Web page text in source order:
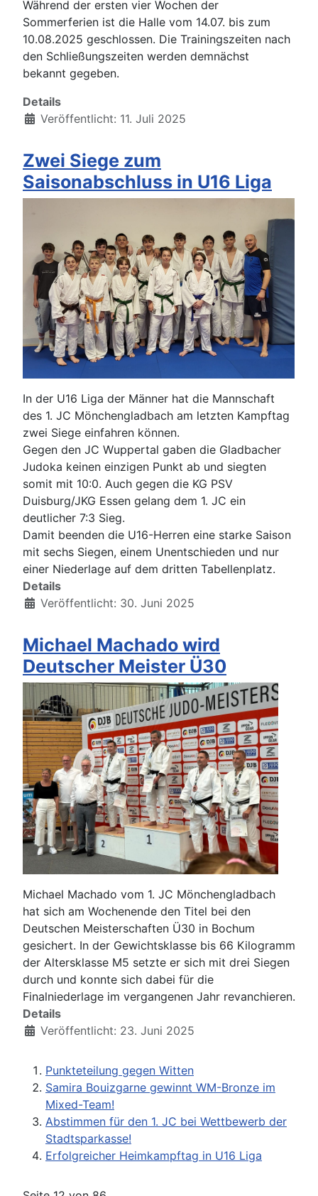
Während der ersten vier Wochen der
Sommerferien ist die Halle vom 14.07. bis zum
10.08.2025 geschlossen. Die Trainingszeiten nach
den Schließungszeiten werden demnächst
bekannt gegeben.
Details
Veröffentlicht: 11. Juli 2025
Zwei Siege zum
Saisonabschluss in U16 Liga
In der U16 Liga der Männer hat die Mannschaft
des 1. JC Mönchengladbach am letzten Kampftag
zwei Siege einfahren können.
Gegen den JC Wuppertal gaben die Gladbacher
Judoka keinen einzigen Punkt ab und siegten
somit mit 10:0. Auch gegen die KG PSV
Duisburg/JKG Essen gelang dem 1. JC ein
deutlicher 7:3 Sieg.
Damit beenden die U16-Herren eine starke Saison
mit sechs Siegen, einem Unentschieden und nur
einer Niederlage auf dem dritten Tabellenplatz.
Details
Veröffentlicht: 30. Juni 2025
Michael Machado wird
Deutscher Meister Ü30
Michael Machado vom 1. JC Mönchengladbach
hat sich am Wochenende den Titel bei den
Deutschen Meisterschaften Ü30 in Bochum
gesichert. In der Gewichtsklasse bis 66 Kilogramm
der Altersklasse M5 setzte er sich mit drei Siegen
durch und konnte sich dabei für die
Finalniederlage im vergangenen Jahr revanchieren.
Details
Veröffentlicht: 23. Juni 2025
Punkteteilung gegen Witten
Samira Bouizgarne gewinnt WM-Bronze im
Mixed-Team!
Abstimmen für den 1. JC bei Wettbewerb der
Stadtsparkasse!
Erfolgreicher Heimkampftag in U16 Liga